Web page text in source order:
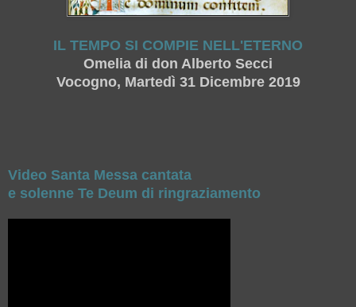
IL TEMPO SI COMPIE NELL'ETERNO
Omelia di don Alberto Secci
Vocogno, Martedì 31 Dicembre 2019
Video Santa Messa cantata
e solenne Te Deum di ringraziamento